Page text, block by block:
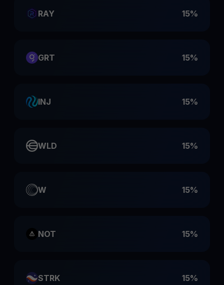
RAY 15%
GRT 15%
INJ 15%
WLD 15%
W 15%
NOT 15%
STRK 15%